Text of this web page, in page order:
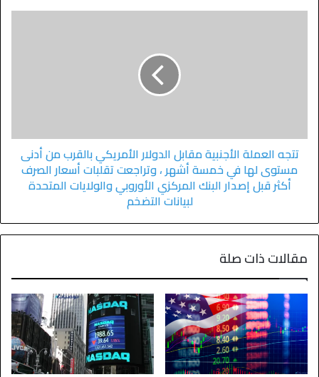
تتجه العملة الأجنبية مقابل الدولار الأمريكي بالقرب من أدنى
مستوى لها في خمسة أشهر ، وتراجعت تقلبات أسعار الصرف
أكثر قبل إصدار البنك المركزي الأوروبي والولايات المتحدة
لبيانات التضخم
مقالات ذات صلة